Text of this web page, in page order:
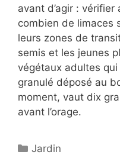
avant d’agir :
combien de limaces
leurs zones de
semis et les jeunes
végétaux adultes
granulé déposé au
moment, vaut dix
avant l’orage.
Catégories
Jardin